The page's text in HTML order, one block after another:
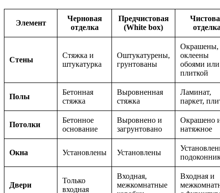
Элемент
Черновая
отделка
Предчистовая
(White box)
Стены
Стяжка и
штукатурка
Оштукатурены,
грунтованы
Окрашены,
оклеены
обоями или
плиткой
Полы
Бетонная
стяжка
Выровненная
стяжка
Ламинат,
паркет,
Потолки
Бетонное
основание
Выровнено и
загрунтовано
Окрашено
натяжное
Окна Установлены Установлены
Двери
Только
входная
Входная,
межкомнатные
Входная и